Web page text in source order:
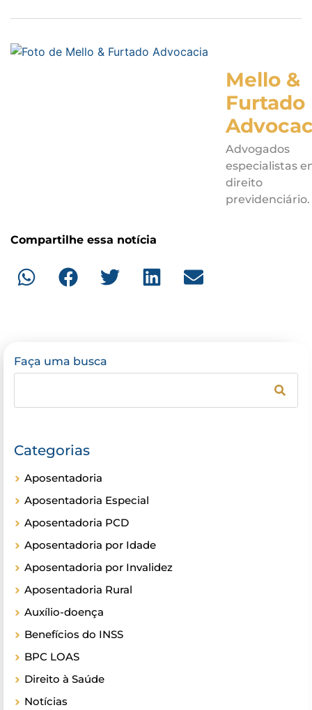
Mello &
Furtado
Advogados
especialistas
direito
previdenciário.
Compartilhe essa notícia
Faça uma busca
Categorias
Aposentadoria
Aposentadoria Especial
Aposentadoria PCD
Aposentadoria por Idade
Aposentadoria por Invalidez
Aposentadoria Rural
Auxílio-doença
Benefícios do INSS
BPC LOAS
Direito à Saúde
Notícias